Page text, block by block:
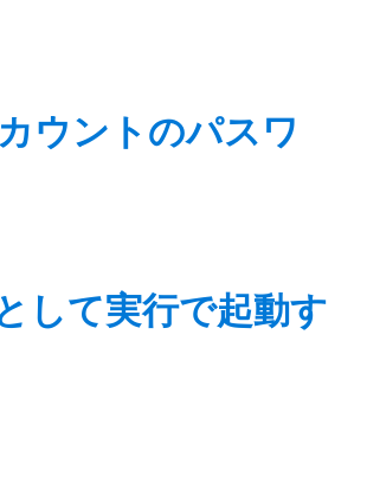
ウントのパスワ
して実行で起動す